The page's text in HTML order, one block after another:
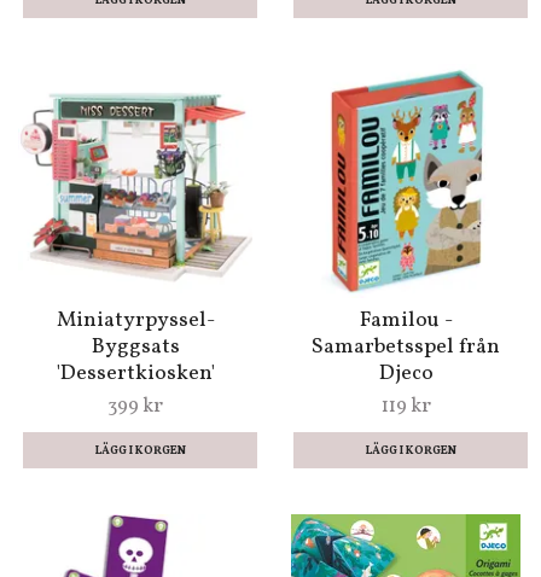
Miniatyrpyssel-
Byggsats
'Dessertkiosken'
399 kr
Familou -
Samarbetsspel från
Djeco
119 kr